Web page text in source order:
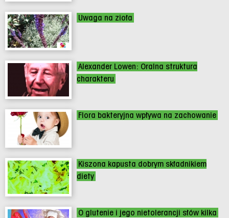
Uwaga na zioła
Alexander Lowen: Oralna struktura
charakteru
Flora bakteryjna wpływa na zachowanie
Kiszona kapusta dobrym składnikiem
diety
O glutenie i jego nietolerancji słów kilka